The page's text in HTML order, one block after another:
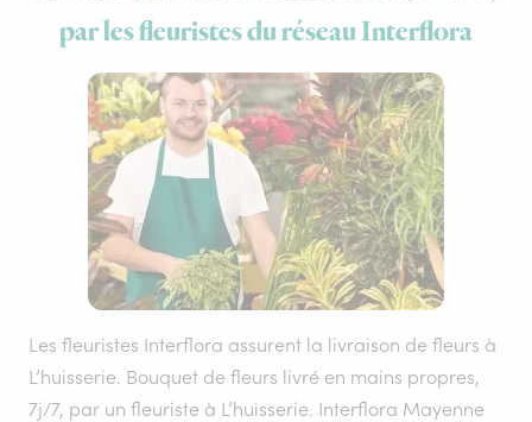
par les fleuristes du réseau Interflora
Les fleuristes Interflora assurent la livraison de fleurs à
L’huisserie. Bouquet de fleurs livré en mains propres,
7j/7, par un fleuriste à L’huisserie. Interflora Mayenne